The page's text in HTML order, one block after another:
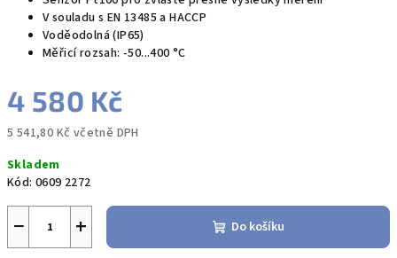
V souladu s EN 13485 a HACCP
Voděodolná (IP65)
Měřicí rozsah: -50...400 °C
4 580 Kč
5 541,80 Kč včetně DPH
cena:
Skladem
Kód: 0609 2272
+
− Do košíku